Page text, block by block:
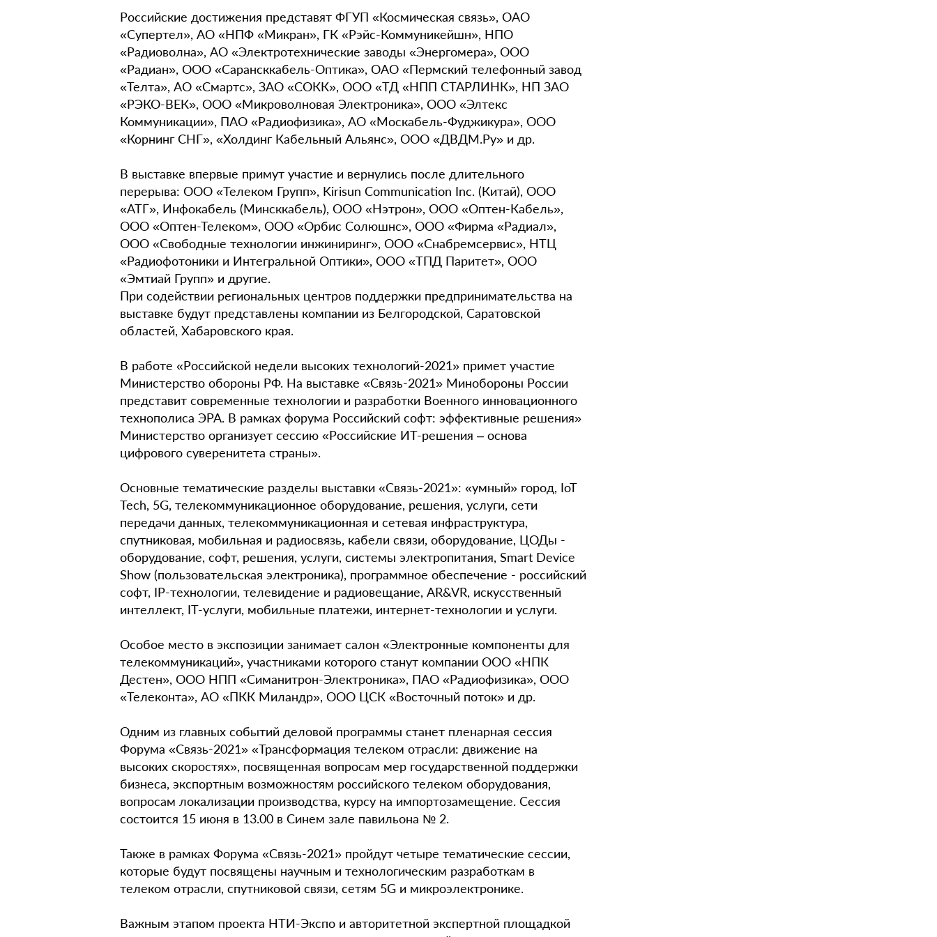
Российские достижения представят ФГУП «Космическая связь», ОАО
«Супертел», АО «НПФ «Микран», ГК «Рэйс-Коммуникейшн», НПО
«Радиоволна», АО «Электротехнические заводы «Энергомера», ООО
«Радиан», ООО «Сарансккабель-Оптика», ОАО «Пермский телефонный завод
«Телта», АО «Смартс», ЗАО «СОКК», ООО «ТД «НПП СТАРЛИНК», НП ЗАО
«РЭКО-ВЕК», ООО «Микроволновая Электроника», ООО «Элтекс
Коммуникации», ПАО «Радиофизика», АО «Москабель-Фуджикура», ООО
«Корнинг СНГ», «Холдинг Кабельный Альянс», ООО «ДВДМ.Ру» и др.
В выставке впервые примут участие и вернулись после длительного
перерыва: ООО «Телеком Групп», Kirisun Communication Inc. (Китай), ООО
«АТГ», Инфокабель (Минсккабель), ООО «Нэтрон», ООО «Оптен-Кабель»,
ООО «Оптен-Телеком», ООО «Орбис Солюшнс», ООО «Фирма «Радиал»,
ООО «Свободные технологии инжиниринг», ООО «Снабремсервис», НТЦ
«Радиофотоники и Интегральной Оптики», ООО «ТПД Паритет», ООО
«Эмтиай Групп» и другие.
При содействии региональных центров поддержки предпринимательства на
выставке будут представлены компании из Белгородской, Саратовской
областей, Хабаровского края.
В работе «Российской недели высоких технологий-2021» примет участие
Министерство обороны РФ. На выставке «Связь-2021» Минобороны России
представит современные технологии и разработки Военного инновационного
технополиса ЭРА. В рамках форума Российский софт: эффективные решения»
Министерство организует сессию «Российские ИТ-решения – основа
цифрового суверенитета страны».
Основные тематические разделы выставки «Связь-2021»: «умный» город, IoT
Tech, 5G, телекоммуникационное оборудование, решения, услуги, сети
передачи данных, телекоммуникационная и сетевая инфраструктура,
спутниковая, мобильная и радиосвязь, кабели связи, оборудование, ЦОДы -
оборудование, софт, решения, услуги, системы электропитания, Smart Device
Show (пользовательская электроника), программное обеспечение - российский
софт, IP-технологии, телевидение и радиовещание, AR&VR, искусственный
интеллект, IT-услуги, мобильные платежи, интернет-технологии и услуги.
Особое место в экспозиции занимает салон «Электронные компоненты для
телекоммуникаций», участниками которого станут компании ООО «НПК
Дестен», ООО НПП «Симанитрон-Электроника», ПАО «Радиофизика», ООО
«Телеконта», АО «ПКК Миландр», ООО ЦСК «Восточный поток» и др.
Одним из главных событий деловой программы станет пленарная сессия
Форума «Связь-2021» «Трансформация телеком отрасли: движение на
высоких скоростях», посвященная вопросам мер государственной поддержки
бизнеса, экспортным возможностям российского телеком оборудования,
вопросам локализации производства, курсу на импортозамещение. Сессия
состоится 15 июня в 13.00 в Синем зале павильона № 2.
Также в рамках Форума «Связь-2021» пройдут четыре тематические сессии,
которые будут посвящены научным и технологическим разработкам в
телеком отрасли, спутниковой связи, сетям 5G и микроэлектронике.
Важным этапом проекта НТИ-Экспо и авторитетной экспертной площадкой